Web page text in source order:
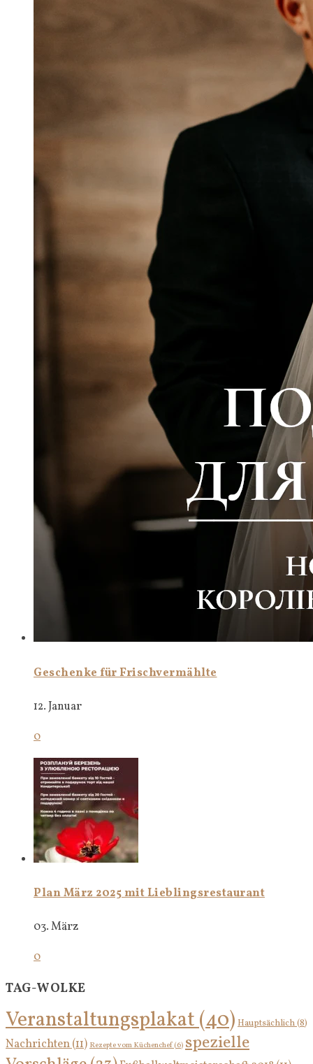
Geschenke für Frischvermählte
12. Januar
0
Plan März 2025 mit Lieblingsrestaurant
03. März
0
TAG-WOLKE
Veranstaltungsplakat(40) Hauptsächlich(8)
Nachrichten(11) Rezepte vom Küchenchef(6) spezielle